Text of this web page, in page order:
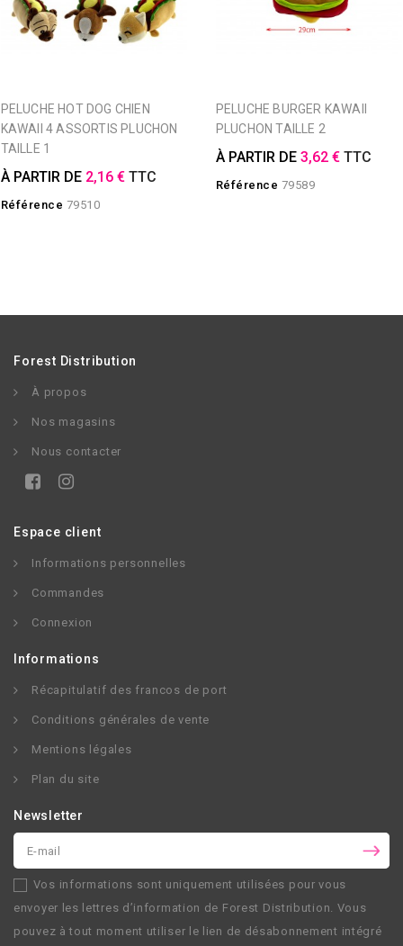
PELUCHE HOT DOG CHIEN
KAWAII 4 ASSORTIS PLUCHON
TAILLE 1
À PARTIR DE 2,16 € TTC
Référence 79510
PELUCHE BURGER KAWAII
PLUCHON TAILLE 2
À PARTIR DE 3,62 € TTC
Référence 79589
Forest Distribution
À propos
Nos magasins
Nous contacter
Espace client
Informations personnelles
Commandes
Connexion
Informations
Récapitulatif des francos de port
Conditions générales de vente
Mentions légales
Plan du site
Newsletter
Vos informations sont uniquement utilisées pour vous
envoyer les lettres d’information de Forest Distribution. Vous
pouvez à tout moment utiliser le lien de désabonnement intégré